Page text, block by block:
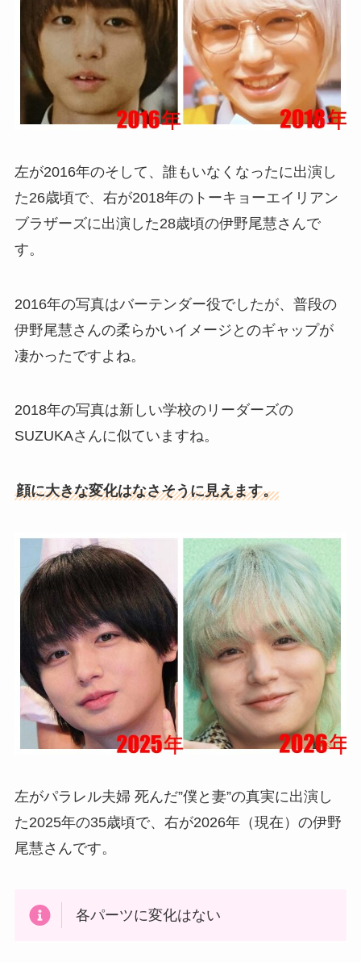
左が2016年のそして、誰もいなくなったに出演し
た26歳頃で、右が2018年のトーキョーエイリアン
ブラザーズに出演した28歳頃の伊野尾慧さんで
す。
2016年の写真はバーテンダー役でしたが、普段の
伊野尾慧さんの柔らかいイメージとのギャップが
凄かったですよね。
2018年の写真は新しい学校のリーダーズの
SUZUKAさんに似ていますね。
顔に大きな変化はなさそうに見えます。
左がパラレル夫婦 死んだ”僕と妻”の真実に出演し
た2025年の35歳頃で、右が2026年（現在）の伊野
尾慧さんです。
各パーツに変化はない